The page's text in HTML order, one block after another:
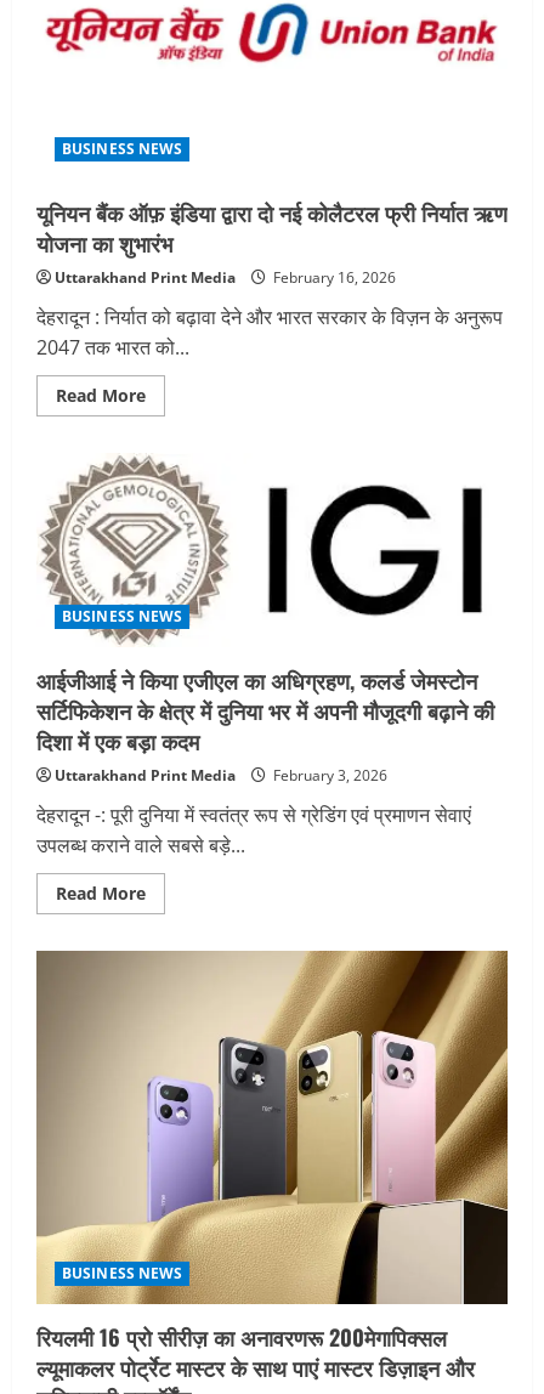
का
आयोजन
किया
BUSINESS NEWS
यूनियन बैंक ऑफ़ इंडिया द्वारा दो नई कोलैटरल फ्री निर्यात ऋण
योजना का शुभारंभ
Uttarakhand Print Media February 16, 2026
देहरादून : निर्यात को बढ़ावा देने और भारत सरकार के विज़न के अनुरूप
2047 तक भारत को...
Read MoreRead
more
बैंक
ऑफ़
इंडिया
द्वारा
दो
नई
कोलैटरल
फ्री
निर्यात
ऋण
योजना
का
शुभारंभ
BUSINESS NEWS
आईजीआई ने किया एजीएल का अधिग्रहण, कलर्ड जेमस्टोन
सर्टिफिकेशन के क्षेत्र में दुनिया भर में अपनी मौजूदगी बढ़ाने की
दिशा में एक बड़ा कदम
Uttarakhand Print Media February 3, 2026
देहरादून -: पूरी दुनिया में स्वतंत्र रूप से ग्रेडिंग एवं प्रमाणन सेवाएं
उपलब्ध कराने वाले सबसे बड़े...
Read MoreRead
more
सर्टिफिकेशन
के
क्षेत्र
में
दुनिया
अपनी
मौजूदगी
बढ़ाने
की
दिशा
में
एक
कदम
BUSINESS NEWS
रियलमी 16 प्रो सीरीज़ का अनावरणरू 200मेगापिक्सल
ल्यूमाकलर पोर्ट्रेट मास्टर के साथ पाएं मास्टर डिज़ाइन और